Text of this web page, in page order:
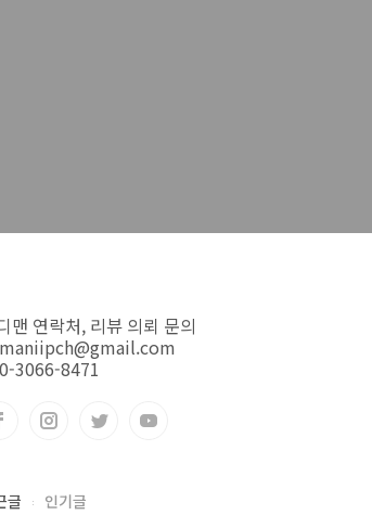
맨 연락처, 리뷰 의뢰 문의
3066-8471
글 인기글